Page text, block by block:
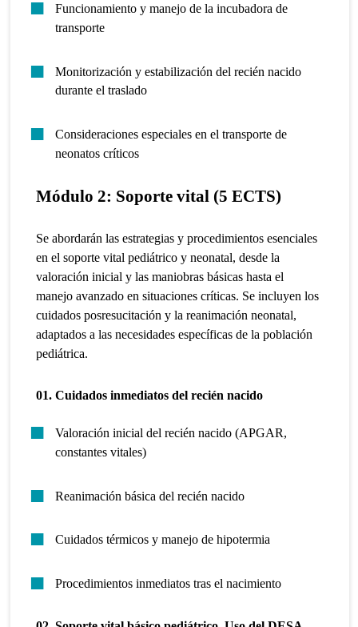
Funcionamiento y manejo de la incubadora de
transporte
Monitorización y estabilización del recién nacido
durante el traslado
Consideraciones especiales en el transporte de
neonatos críticos
Módulo 2: Soporte vital (5 ECTS)
Se abordarán las estrategias y procedimientos esenciales
en el soporte vital pediátrico y neonatal, desde la
valoración inicial y las maniobras básicas hasta el
manejo avanzado en situaciones críticas. Se incluyen los
cuidados posresucitación y la reanimación neonatal,
adaptados a las necesidades específicas de la población
pediátrica.
01. Cuidados inmediatos del recién nacido
Valoración inicial del recién nacido (APGAR,
constantes vitales)
Reanimación básica del recién nacido
Cuidados térmicos y manejo de hipotermia
Procedimientos inmediatos tras el nacimiento